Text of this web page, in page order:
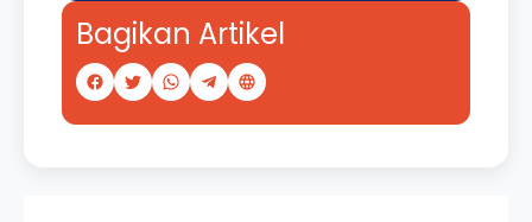
Bagikan Artikel